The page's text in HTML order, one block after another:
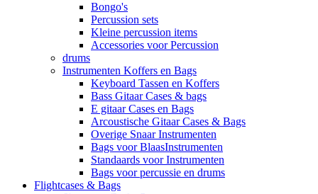
Bongo's
Percussion sets
Kleine percussion items
Accessories voor Percussion
drums
Instrumenten Koffers en Bags
Keyboard Tassen en Koffers
Bass Gitaar Cases & bags
E gitaar Cases en Bags
Arcoustische Gitaar Cases & Bags
Overige Snaar Instrumenten
Bags voor BlaasInstrumenten
Standaards voor Instrumenten
Bags voor percussie en drums
Flightcases & Bags